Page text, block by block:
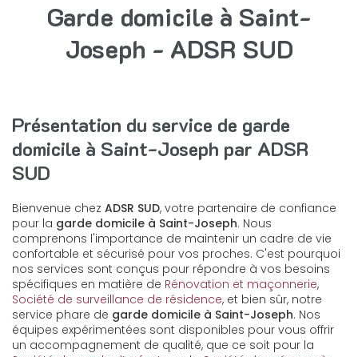
Garde domicile à Saint-
Joseph - ADSR SUD
Présentation du service de garde
domicile à Saint-Joseph par ADSR
SUD
Bienvenue chez ADSR SUD, votre partenaire de confiance
pour la garde domicile à Saint-Joseph. Nous
comprenons l'importance de maintenir un cadre de vie
confortable et sécurisé pour vos proches. C'est pourquoi
nos services sont conçus pour répondre à vos besoins
spécifiques en matière de Rénovation et maçonnerie,
Société de surveillance de résidence, et bien sûr, notre
service phare de garde domicile à Saint-Joseph. Nos
équipes expérimentées sont disponibles pour vous offrir
un accompagnement de qualité, que ce soit pour la